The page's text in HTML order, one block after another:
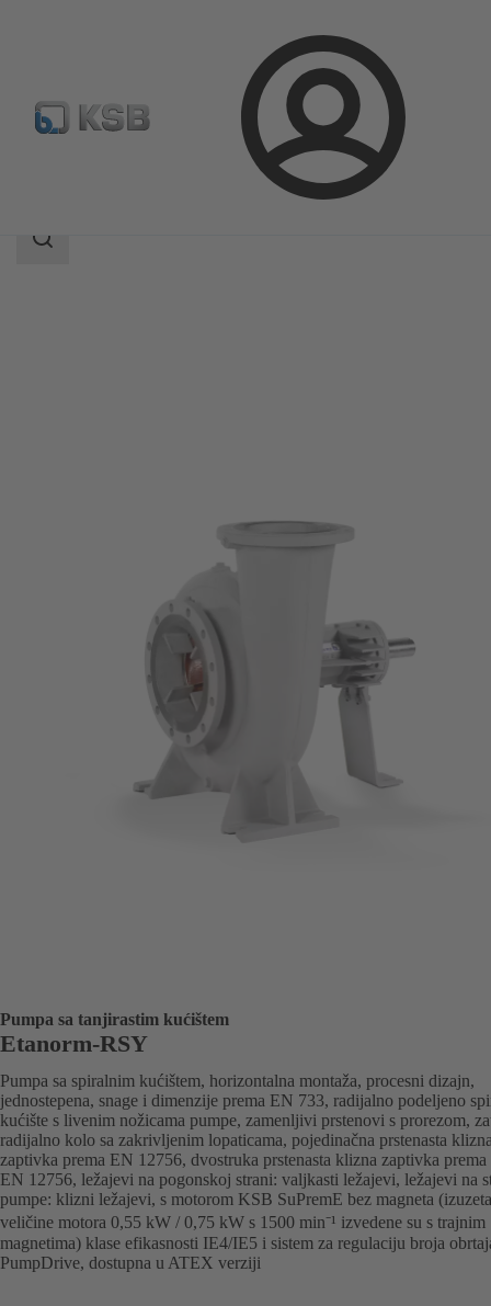
Prijava
Katalog proizvoda Etanorm-RSY
Područje
Pumpa sa tanjirastim kućištem
Etanorm-RSY
Pumpa sa spiralnim kućištem, horizontalna montaža, procesni dizajn,
jednostepena, snage i dimenzije prema EN 733, radijalno podeljeno
kućište s livenim nožicama pumpe, zamenljivi prstenovi s prorezom,
radijalno kolo sa zakrivljenim lopaticama, pojedinačna prstenasta
zaptivka prema EN 12756, dvostruka prstenasta klizna zaptivka prema
EN 12756, ležajevi na pogonskoj strani: valjkasti ležajevi, ležajevi na
pumpe: klizni ležajevi, s motorom KSB SuPremE bez magneta
veličine motora 0,55 kW / 0,75 kW s 1500 min⁻¹ izvedene su s trajnim
magnetima) klase efikasnosti IE4/IE5 i sistem za regulaciju broja
PumpDrive, dostupna u ATEX verziji